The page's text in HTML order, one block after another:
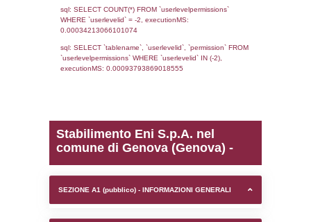
sql: SELECT COUNT(*) FROM `userlevels`
sql: SELECT `userlevelid`, `userlevelname`
0.00034213066101074
sql: SELECT `tablename`, `userlevelid`,
`userlevelpermissions` WHERE `userlevelid`
executionMS: 0.00093793869018555